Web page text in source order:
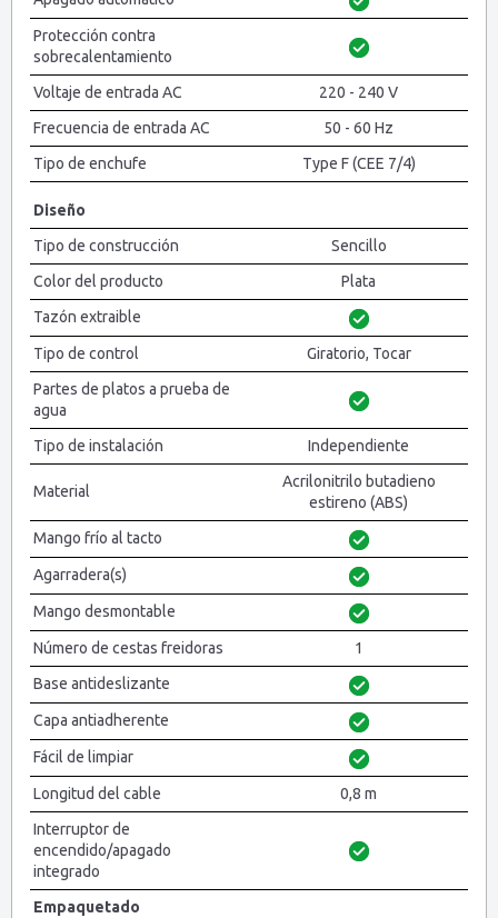
Protección contra
sobrecalentamiento
Voltaje de entrada AC
220 - 240 V
Frecuencia de entrada AC
50 - 60 Hz
Tipo de enchufe
Type F (CEE 7/4)
Diseño
Tipo de construcción
Sencillo
Color del producto
Plata
Tazón extraible
Tipo de control
Giratorio, Tocar
Partes de platos a prueba de
agua
Tipo de instalación
Independiente
Material
Acrilonitrilo butadieno
estireno (ABS)
Mango frío al tacto
Agarradera(s)
Mango desmontable
Número de cestas freidoras
1
Base antideslizante
Capa antiadherente
Fácil de limpiar
Longitud del cable
0,8 m
Interruptor de
encendido/apagado
integrado
Empaquetado